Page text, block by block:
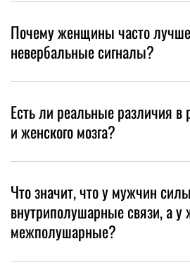
Почему женщины часто
невербальные сигналы?
Есть ли реальные различия в
и женского мозга?
Что значит, что у мужчин
внутриполушарные связи, а
межполушарные?